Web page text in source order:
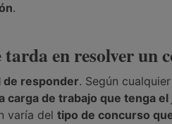
.
en resolver un
de responder. Según cualquier
carga de trabajo que tenga el
varía del tipo de concurso